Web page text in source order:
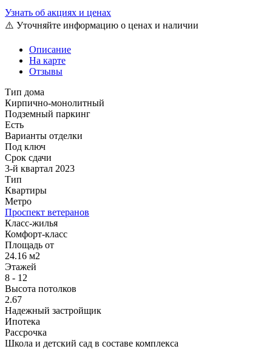
Узнать об акциях и ценах
⚠️ Уточняйте информацию о ценах и наличии
Описание
На карте
Отзывы
Тип дома
Кирпично-монолитный
Подземный паркинг
Есть
Варианты отделки
Под ключ
Срок сдачи
3-й квартал 2023
Тип
Квартиры
Метро
Проспект ветеранов
Класс-жилья
Комфорт-класс
Площадь от
24.16 м2
Этажей
8 - 12
Высота потолков
2.67
Надежный застройщик
Ипотека
Рассрочка
Школа и детский сад в составе комплекса